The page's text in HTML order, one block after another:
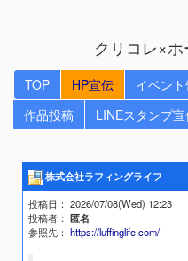
クリコレ×
TOP HP宣伝 イベン
作品投稿
LINEスタンプ
株式会社ラフィングライフ
投稿日 ： 2026/07/08(Wed) 12:23
投稿者 ：匿名
参照先 ：https://luffinglife.com/